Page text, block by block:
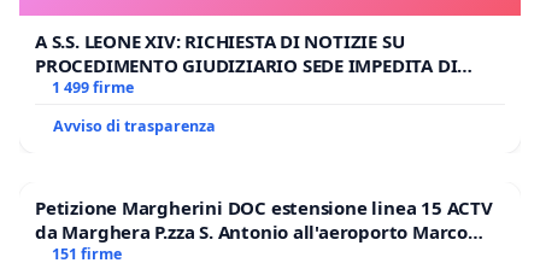
A S.S. LEONE XIV: RICHIESTA DI NOTIZIE SU
PROCEDIMENTO GIUDIZIARIO SEDE IMPEDITA DI
BENEDETTO XVI
1 499 firme
Avviso di trasparenza
Petizione Margherini DOC estensione linea 15 ACTV
da Marghera P.zza S. Antonio all'aeroporto Marco
Polo tariffa a € 1,50
151 firme